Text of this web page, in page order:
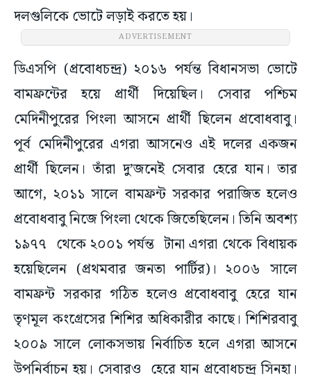
দলগুলিকে ভোটে লড়াই করতে হয়।
ADVERTISEMENT
ডিএসপি (প্রবোধচন্দ্র) ২০১৬ পর্যন্ত বিধানসভা ভোটে
বামফ্রন্টের হয়ে প্রার্থী দিয়েছিল। সেবার পশ্চিম
মেদিনীপুরের পিংলা আসনে প্রার্থী ছিলেন প্রবোধবাবু।
পূর্ব মেদিনীপুরের এগরা আসনেও এই দলের একজন
প্রার্থী ছিলেন। তাঁরা দু’জনেই সেবার হেরে যান। তার
আগে, ২০১১ সালে বামফ্রন্ট সরকার পরাজিত হলেও
প্রবোধবাবু নিজে পিংলা থেকে জিতেছিলেন। তিনি অবশ্য
১৯৭৭ থেকে ২০০১ পর্যন্ত টানা এগরা থেকে বিধায়ক
হয়েছিলেন (প্রথমবার জনতা পার্টির)। ২০০৬ সালে
বামফ্রন্ট সরকার গঠিত হলেও প্রবোধবাবু হেরে যান
তৃণমূল কংগ্রেসের শিশির অধিকারীর কাছে। শিশিরবাবু
২০০৯ সালে লোকসভায় নির্বাচিত হলে এগরা আসনে
উপনির্বাচন হয়। সেবারও হেরে যান প্রবোধচন্দ্র সিনহা।